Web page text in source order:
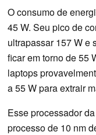
O consumo de
45 W. Seu pico de
ultrapassar 157 W e
ficar em torno de 55
laptops
a 55 W para extrair
Esse processador
processo de 10 nm